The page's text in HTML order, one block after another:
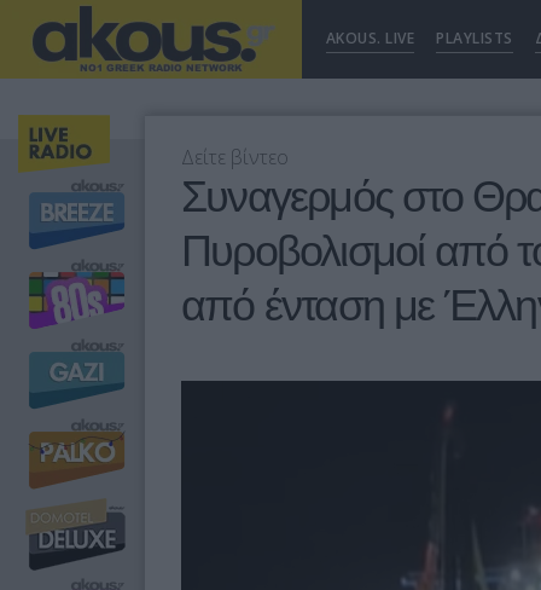
AKOUS. LIVE PLAYLISTS
Δείτε βίντεο
Συναγερμός στο
Πυροβολισμοί από
από ένταση με